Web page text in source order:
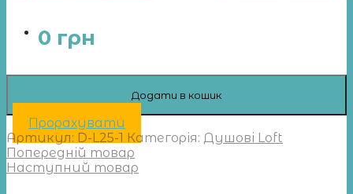
0 грн
Додати в кошик
Прорахувати
Артикул: D-L25-1 Категорія: Душові Loft
Попередній товар
Наступний товар